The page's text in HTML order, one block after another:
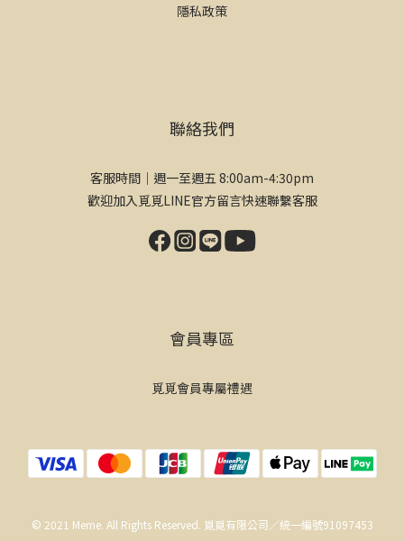
隱私政策
聯絡我們
客服時間｜週一至週五 8:00am-4:30pm
歡迎加入覓覓LINE官方留言快速聯繫客服
會員專區
覓覓會員專屬禮遇
© 2021 Meme. All Rights Reserved. 覓覓有限公司／統一編號91097453